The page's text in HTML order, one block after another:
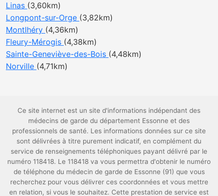
Linas (3,60km)
Longpont-sur-Orge (3,82km)
Montlhéry (4,36km)
Fleury-Mérogis (4,38km)
Sainte-Geneviève-des-Bois (4,48km)
Norville (4,71km)
Ce site internet est un site d'informations indépendant des
médecins de garde du département Essonne et des
professionnels de santé. Les informations données sur ce site
sont délivrées à titre purement indicatif, en complément du
service de renseignements téléphoniques payant délivré par le
numéro 118418. Le 118418 va vous permettra d'obtenir le numéro
de téléphone du médecin de garde de Essonne (91) que vous
recherchez pour vous délivrer ces coordonnées et vous mettre
en relation, si vous le souhaitez. Cette prestation de service est